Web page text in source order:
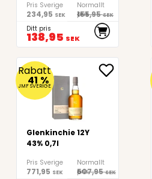
Pris Sverige
234,95 SEK
Normallt
pris
155,95 SEK
Ditt pris
138,95 SEK
Rabatt
41 %
JMF SVERIGE
Glenkinchie 12Y
43% 0,7l
Pris Sverige
771,95 SEK
Normallt
pris
507,95 SEK